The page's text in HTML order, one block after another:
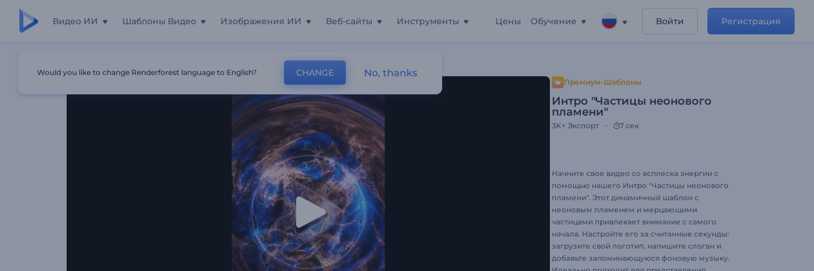
Видео ИИ Шаблоны Видео Изображения ИИ Веб-сайты Инструменты Цены Обучение Войти Регистрация
Интро "Частицы Неонового Пламени"
Премиум-Шаблоны
Интро "Частицы неонового
пламени"
3K+ Экспорт 7 сек
Начните свое видео со всплеска энергии с
помощью нашего Интро "Частицы неонового
пламени". Этот динамичный шаблон с
неоновым пламенем и мерцающими
частицами привлекает внимание с самого
начала. Настройте его за считанные секунды:
загрузите свой логотип, напишите слоган и
добавьте запоминающуюся фоновую музыку.
Would you like to change Renderforest language to English? CHANGE No, thanks